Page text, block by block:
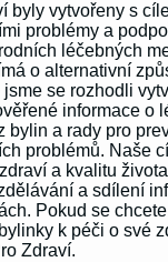
byly vytvořeny s
problémy a
léčebných
o alternativní
se rozhodli
informace o
bylin a rady pro
problémů. Naše
a kvalitu
a sdílení
Pokud se
k péči o své
Zdraví.